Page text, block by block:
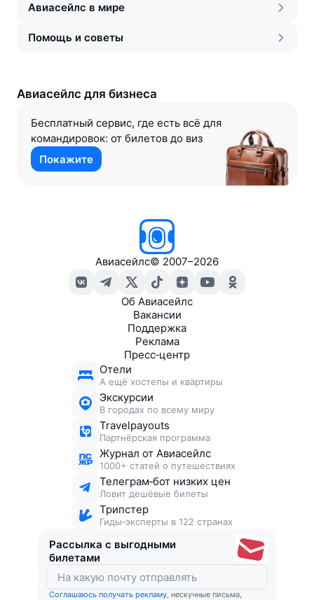
Авиасейлс в мире
Помощь и советы
Авиасейлс для бизнеса
Бесплатный сервис, где есть всё для
командировок: от билетов до виз
Покажите
Авиасейлс© 2007–2026
Об Авиасейлс
Вакансии
Поддержка
Реклама
Пресс‑центр
Отели
А ещё хостелы и квартиры
Экскурсии
В городах по всему миру
Travelpayouts
Партнёрская программа
Журнал от Авиасейлс
1000+ статей о путешествиях
Телеграм‑бот низких цен
Ловит дешёвые билеты
Трипстер
Гиды‑эксперты в 122 странах
Рассылка с выгодными
билетами
Соглашаюсь получать рекламу, нескучные письма,